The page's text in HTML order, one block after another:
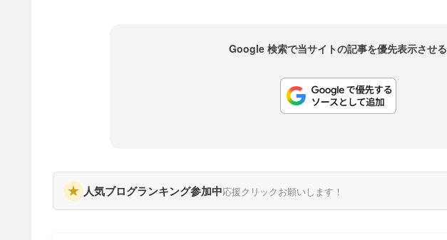
Google 検索で当サイトの記事を優先表示させる
★ 人気ブログランキング参加中応援クリックお願いします！